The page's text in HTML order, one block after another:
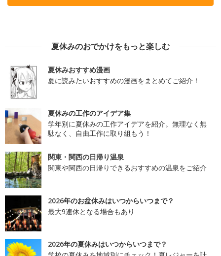
夏休みのおでかけをもっと楽しむ
夏休みおすすめ漫画
夏に読みたいおすすめの漫画をまとめてご紹介！
夏休みの工作のアイデア集
学年別に夏休みの工作アイデアを紹介。無理なく無
駄なく、自由工作に取り組もう！
関東・関西の日帰り温泉
関東や関西の日帰りできるおすすめの温泉をご紹介
2026年のお盆休みはいつからいつまで？
最大9連休となる場合もあり
2026年の夏休みはいつからいつまで？